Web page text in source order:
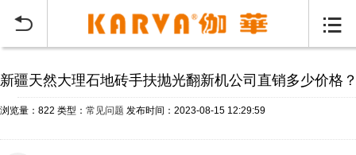
 
新疆天然大理石地砖手扶抛光翻新机公司直销多少价格
浏览量：822 类型： 常见问题 发布时间：2023-08-15 12:29:59